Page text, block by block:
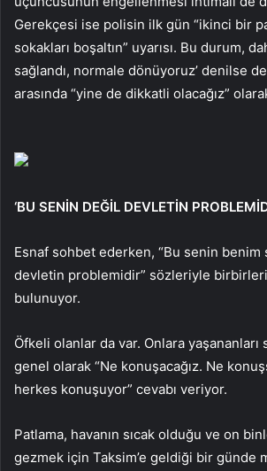
Gerekçesi ise polisin ilk gün “ikinci bir
sokakları boşaltın” uyarısı. Bu durum,
sağlandı, normale dönüyoruz’ denilse
arasında “yine de dikkatli olacağız”
‘BU SENİN DEĞİL DEVLETİN
Esnaf sohbet ederken, “Bu senin
devletin problemidir” sözleriyle
bulunuyor.
Öfkeli olanlar da var. Onlara yaşananları
genel olarak “Ne konuşacağız. Ne
herkes konuşuyor” cevabı veriyor.
Patlama, havanın sıcak olduğu ve on
gezmek için Taksim’e geldiği bir günde